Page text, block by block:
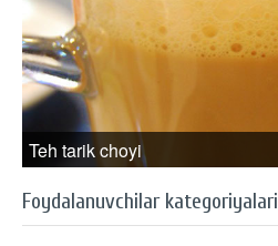
Teh tarik choyi
Foydalanuvchilar kategoriyalari